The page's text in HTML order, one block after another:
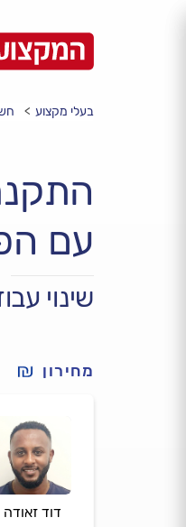
בעלי מקצוע
עם
שינוי
מחירון
דוד זאודה